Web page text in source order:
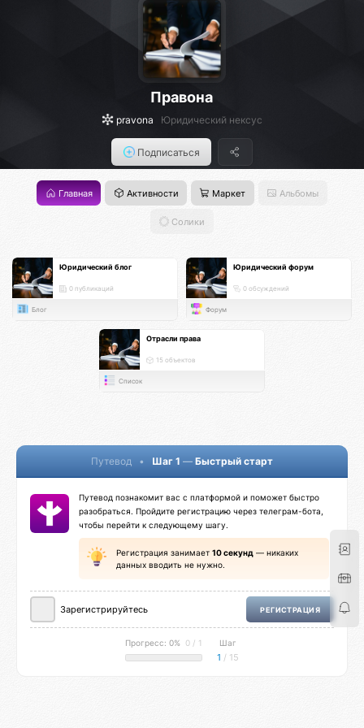
Правона
pravona Юридический нексус
Подписаться
Главная Активности Маркет Альбомы
Солики
Юридический блог
0 публикаций
Блог
Юридический форум
0 обсуждений
Форум
Отрасли права
15 объектов
Список
Путевод • Шаг 1 — Быстрый старт
Путевод познакомит вас с платформой и поможет быстро
разобраться. Пройдите регистрацию через телеграм-бота,
чтобы перейти к следующему шагу.
Регистрация занимает 10 секунд — никаких
данных вводить не нужно.
Зарегистрируйтесь РЕГИСТРАЦИЯ
Прогресс: 0% 0 / 1 Шаг
1 / 15